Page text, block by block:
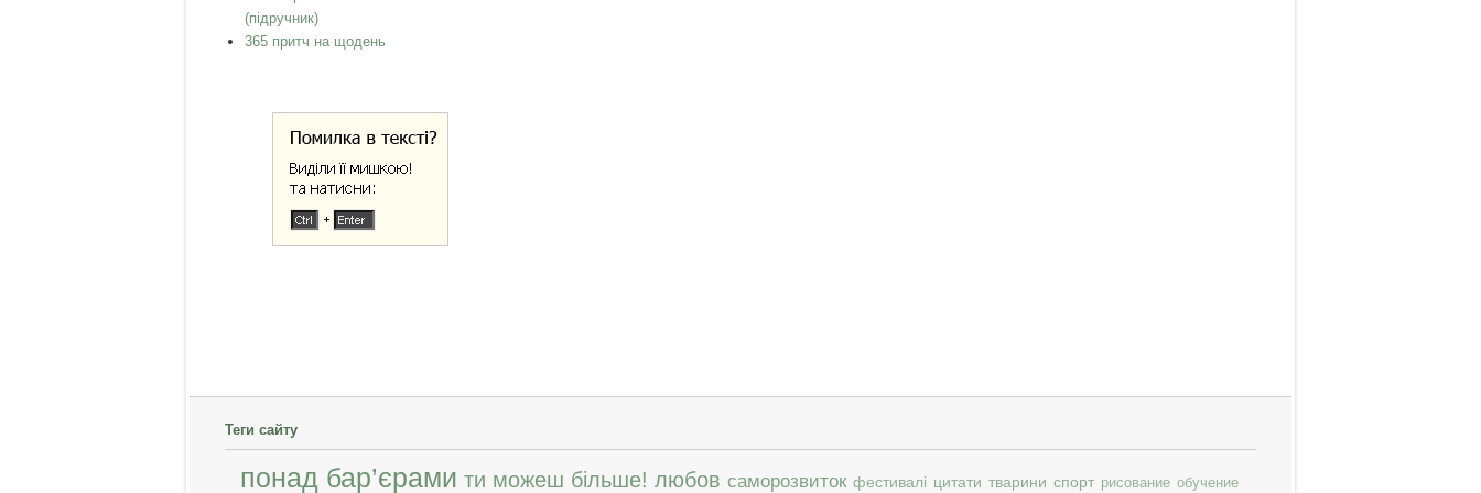
(підручник)
365 притч на щодень
Теги сайту
понад бар’єрами ти можеш більше! любов саморозвиток фестивалі цитати тварини спорт рисование обучение